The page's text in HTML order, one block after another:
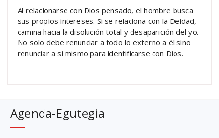
Al relacionarse con Dios pensado, el hombre busca
sus propios intereses. Si se relaciona con la Deidad,
camina hacia la disolución total y desaparición del yo.
No solo debe renunciar a todo lo externo a él sino
renunciar a sí mismo para identificarse con Dios.
Agenda-Egutegia